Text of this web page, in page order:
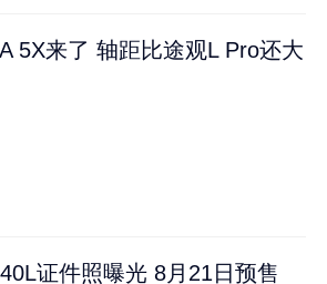
5X来了 轴距比途观L Pro还大
证件照曝光 8月21日预售